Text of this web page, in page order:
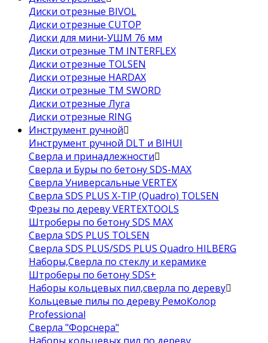
Диски отрезные BIVOL
Диски отрезные CUTOP
Диски для мини-УШМ 76 мм
Диски отрезные ТМ INTERFLEX
Диски отрезные TOLSEN
Диски отрезные HARDAX
Диски отрезные ТМ SWORD
Диски отрезные Луга
Диски отрезные RING
Инструмент ручной
Инструмент ручной DLT и BIHUI
Сверла и принадлежности
Сверла и Буры по бетону SDS-MAX
Сверла Универсальные VERTEX
Сверла SDS PLUS X-TIP (Quadro) TOLSEN
Фрезы по дереву VERTEXTOOLS
Штроберы по бетону SDS MAX
Сверла SDS PLUS TOLSEN
Сверла SDS PLUS/SDS PLUS Quadro HILBERG
Наборы,Сверла по стеклу и керамике
Штроберы по бетону SDS+
Наборы кольцевых пил,сверла по дереву
Кольцевые пилы по дереву РемоКолор
Professional
Сверла "Форснера"